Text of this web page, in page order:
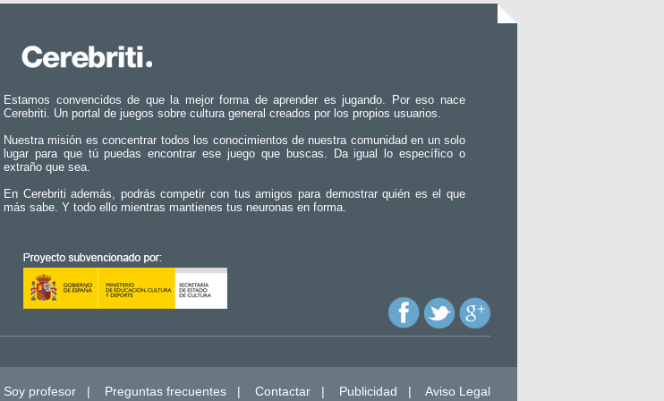
Estamos convencidos de que la mejor forma de aprender es jugando. Por eso nace
Cerebriti. Un portal de juegos sobre cultura general creados por los propios usuarios.
Nuestra misión es concentrar todos los conocimientos de nuestra comunidad en un solo
lugar para que tú puedas encontrar ese juego que buscas. Da igual lo específico o
extraño que sea.
En Cerebriti además, podrás competir con tus amigos para demostrar quién es el que
más sabe. Y todo ello mientras mantienes tus neuronas en forma.
Soy profesor | Preguntas frecuentes | Contactar | Publicidad | Aviso Legal